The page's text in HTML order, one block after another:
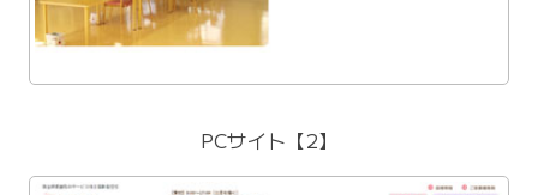
PCサイト【2】